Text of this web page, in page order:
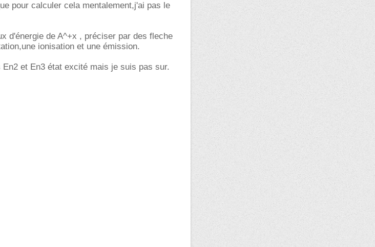
pour calculer cela mentalement,j'ai pas le
d'énergie de A^+x , préciser par des fleche
ionisation et une émission.
et En3 état excité mais je suis pas sur.